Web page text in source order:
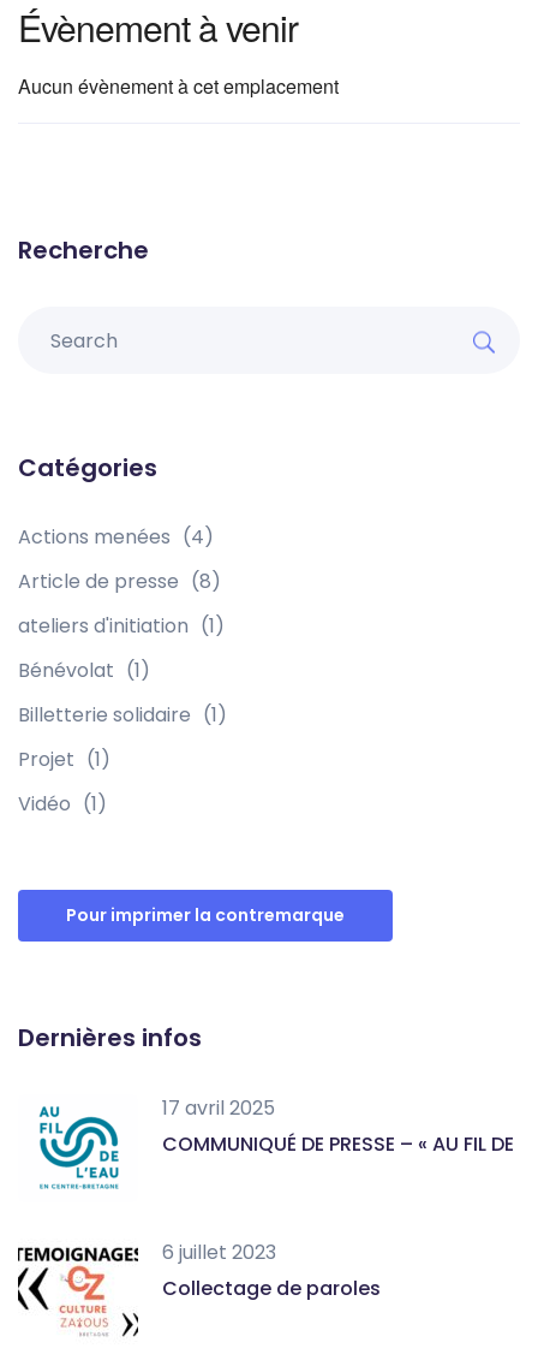
Évènement à venir
Aucun évènement à cet emplacement
Recherche
Catégories
Actions menées (4)
Article de presse (8)
ateliers d'initiation (1)
Bénévolat (1)
Billetterie solidaire (1)
Projet (1)
Vidéo (1)
Pour imprimer la contremarque
Dernières infos
17 avril 2025
COMMUNIQUÉ DE PRESSE – « AU FIL DE
6 juillet 2023
Collectage de paroles